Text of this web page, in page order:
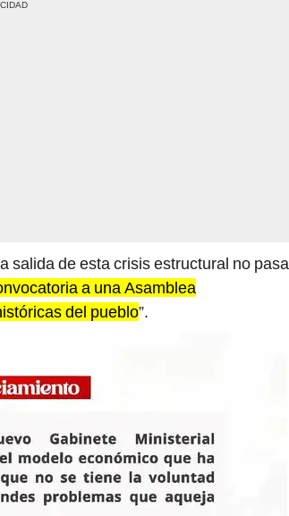
salida de esta crisis estructural no pasa
a una Asamblea
del pueblo”.